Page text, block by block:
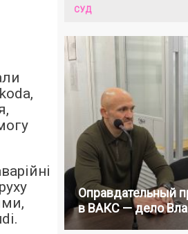
СУД
Оправдательный
в ВАКС — дело